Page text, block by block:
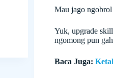
Mau jago
Yuk, upgrade
ngomong pun
Baca Juga: